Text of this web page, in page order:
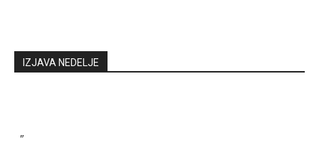
IZJAVA NEDELJE
"